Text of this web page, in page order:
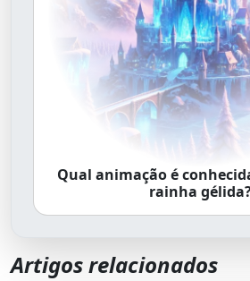
Qual animação é
rainha
Artigos relacionados